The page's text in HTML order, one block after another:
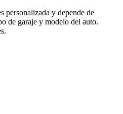
personalizada y depende de
de garaje y modelo del auto.